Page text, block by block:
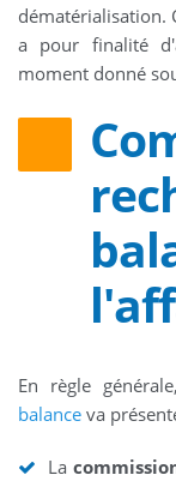
dématérialisation.
a pour finalité
moment donné
En règle
balance va
La